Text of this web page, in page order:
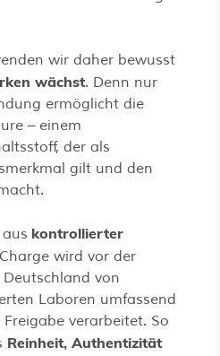
wir daher bewusst
wächst. Denn nur
ermöglicht die
– einem
der als
gilt und den
kontrollierter
wird vor der
von
Laboren umfassend
verarbeitet. So
Reinheit, Authentizität